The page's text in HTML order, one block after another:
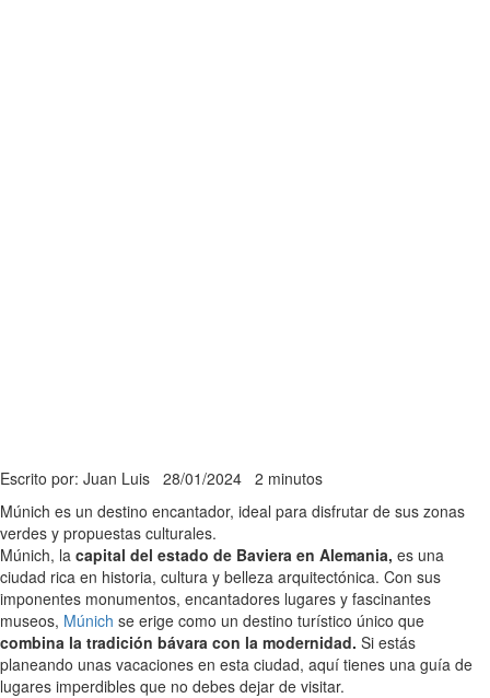
Escrito por: Juan Luis 28/01/2024 2 minutos
Múnich es un destino encantador, ideal para disfrutar de sus zonas
verdes y propuestas culturales.
Múnich, la capital del estado de Baviera en Alemania, es una
ciudad rica en historia, cultura y belleza arquitectónica. Con sus
imponentes monumentos, encantadores lugares y fascinantes
museos, Múnich se erige como un destino turístico único que
combina la tradición bávara con la modernidad. Si estás
planeando unas vacaciones en esta ciudad, aquí tienes una guía de
lugares imperdibles que no debes dejar de visitar.